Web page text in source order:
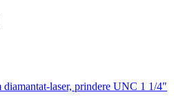
laser, prindere UNC 1 1/4"